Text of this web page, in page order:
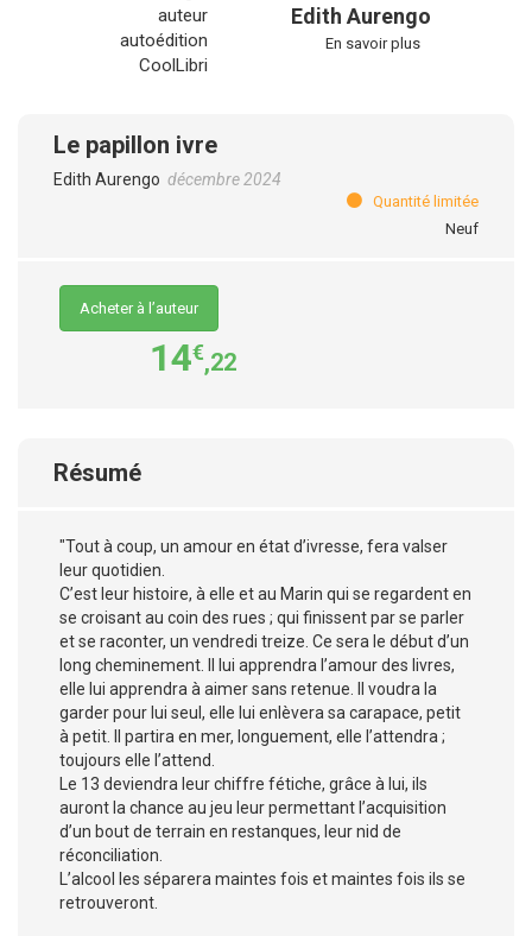
Edith Aurengo
En savoir plus
Le papillon ivre
Edith Aurengo décembre 2024
Quantité limitée
Neuf
Acheter à l’auteur
14€,22
Résumé
"Tout à coup, un amour en état d’ivresse, fera valser
leur quotidien.
C’est leur histoire, à elle et au Marin qui se regardent en
se croisant au coin des rues ; qui finissent par se parler
et se raconter, un vendredi treize. Ce sera le début d’un
long cheminement. Il lui apprendra l’amour des livres,
elle lui apprendra à aimer sans retenue. Il voudra la
garder pour lui seul, elle lui enlèvera sa carapace, petit
à petit. Il partira en mer, longuement, elle l’attendra ;
toujours elle l’attend.
Le 13 deviendra leur chiffre fétiche, grâce à lui, ils
auront la chance au jeu leur permettant l’acquisition
d’un bout de terrain en restanques, leur nid de
réconciliation.
L’alcool les séparera maintes fois et maintes fois ils se
retrouveront.